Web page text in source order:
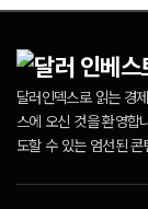
달러인덱스로 읽는 경
스에 오신 것을 환영합
도할 수 있는 엄선된